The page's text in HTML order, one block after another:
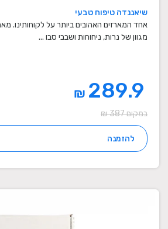
שיאננדה טיפוח טבעי
אחד המארזים האהובים ביותר על לקוחותינו.
מגוון של נרות, ניחוחות ושבבי סבו ...
289.9
₪
במקום 387 ₪
להזמנה